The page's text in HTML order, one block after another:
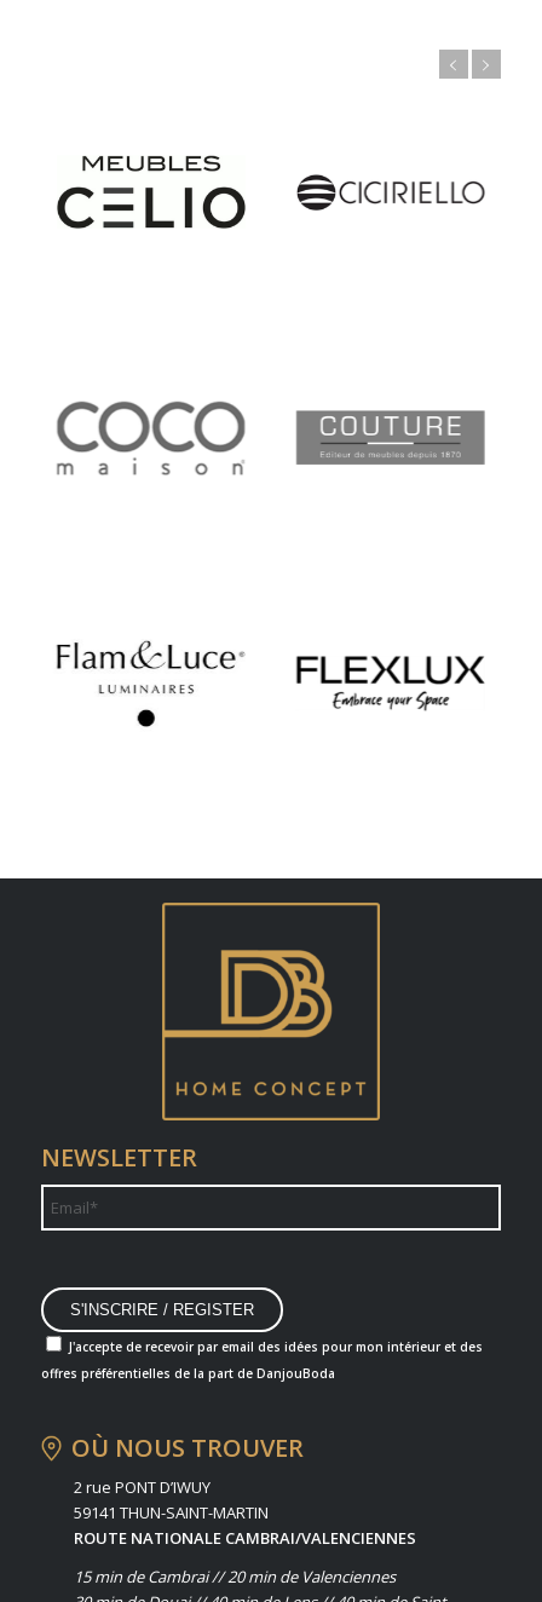
NEWSLETTER
J'accepte de recevoir par email des idées pour mon intérieur et des
offres préférentielles de la part de DanjouBoda
OÙ NOUS TROUVER
2 rue PONT D’IWUY
59141 THUN-SAINT-MARTIN
ROUTE NATIONALE CAMBRAI/VALENCIENNES
15 min de Cambrai // 20 min de Valenciennes